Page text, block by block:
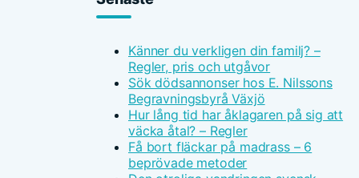
Känner du verkligen din familj? –
Regler, pris och utgåvor
Sök dödsannonser hos E. Nilssons
Begravningsbyrå Växjö
Hur lång tid har åklagaren på sig att
väcka åtal? – Regler
Få bort fläckar på madrass – 6
beprövade metoder